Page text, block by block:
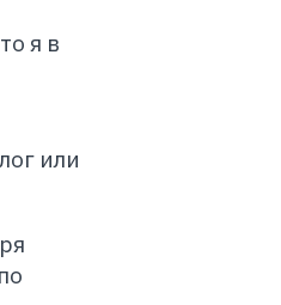
я в
или